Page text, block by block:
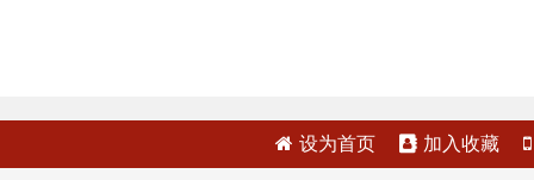
设为首页 加入收藏